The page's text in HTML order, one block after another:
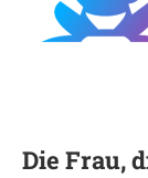
Die Frau,